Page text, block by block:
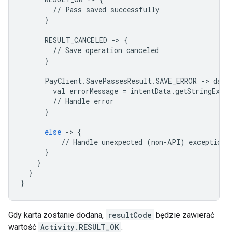
// Pass saved successfully
}
RESULT_CANCELED -> {
// Save operation canceled
}
PayClient.SavePassesResult.SAVE_ERROR ->
val errorMessage = intentData.
// Handle error
}
else -> {
// Handle unexpected (non-API)
exception
}
}
}
}
Gdy karta zostanie dodana, resultCode będzie zawierać
wartość Activity.RESULT_OK .